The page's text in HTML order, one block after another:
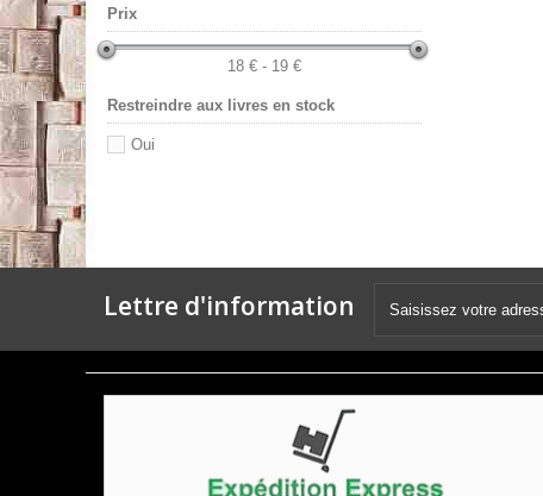
Prix
18 € - 19 €
Restreindre aux livres en stock
Oui
Lettre d'information